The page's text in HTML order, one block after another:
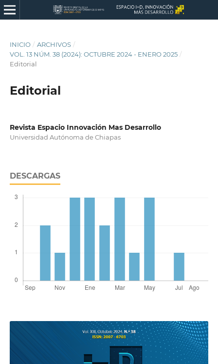
INICIO / ARCHIVOS /
VOL. 13 NÚM. 38 (2024): OCTUBRE 2024 - ENERO 2025 /
Editorial
Editorial
Revista Espacio Innovación Mas Desarrollo
Universidad Autónoma de Chiapas
DESCARGAS